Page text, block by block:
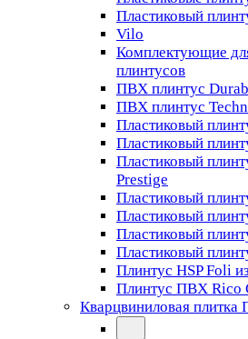
Пластиковый
Vilo
Комплектующие
плинтусов
ПВХ плинтус
ПВХ плинтус
Пластиковый
Пластиковый
Пластиковый
Prestige
Пластиковый
Пластиковый
Пластиковый
Пластиковый
Плинтус HSP Foli
Плинтус ПВХ Rico
Кварцвиниловая